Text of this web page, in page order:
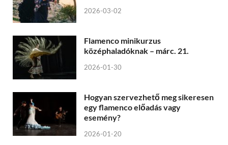
2026-03-02
Flamenco minikurzus
középhaladóknak – márc. 21.
2026-01-30
Hogyan szervezhető meg sikeresen
egy flamenco előadás vagy
esemény?
2026-01-20